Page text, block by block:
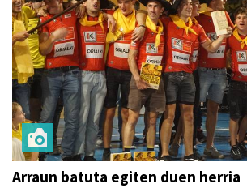
Arraun batuta egiten duen herria